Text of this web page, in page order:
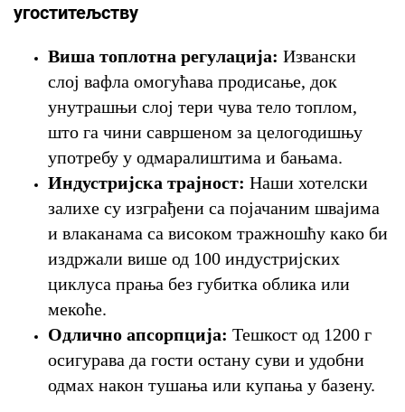
угоститељству
Виша топлотна регулација: Извански
слој вафла омогућава продисање, док
унутрашњи слој тери чува тело топлом,
што га чини савршеном за целогодишњу
употребу у одмаралиштима и бањама.
Индустријска трајност: Наши хотелски
залихе су изграђени са појачаним швајима
и влаканама са високом тражношћу како би
издржали више од 100 индустријских
циклуса прања без губитка облика или
мекоће.
Одлично апсорпција: Тешкост од 1200 г
осигурава да гости остану суви и удобни
одмах након тушања или купања у базену.